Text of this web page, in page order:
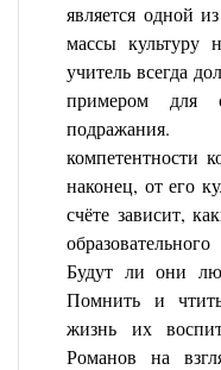
является одной
массы культуру
учитель всегда
примером для
подражания.
компетентности
наконец, от его
счёте зависит,
Будут ли они
Помнить и
жизнь их
Романов на